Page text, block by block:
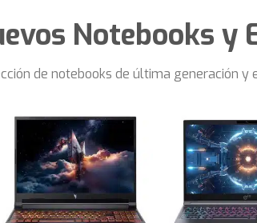
Notebooks y
de notebooks de última generación y